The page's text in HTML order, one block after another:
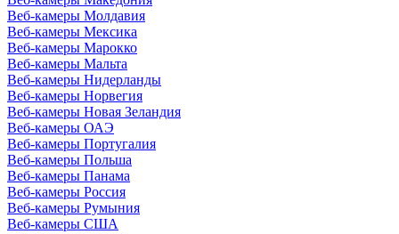
Веб-камеры Молдавия
Веб-камеры Мексика
Веб-камеры Марокко
Веб-камеры Мальта
Веб-камеры Нидерланды
Веб-камеры Норвегия
Веб-камеры Новая Зеландия
Веб-камеры ОАЭ
Веб-камеры Португалия
Веб-камеры Польша
Веб-камеры Панама
Веб-камеры Россия
Веб-камеры Румыния
Веб-камеры США